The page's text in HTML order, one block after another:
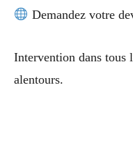
Demandez votre
Intervention dans tous
alentours.